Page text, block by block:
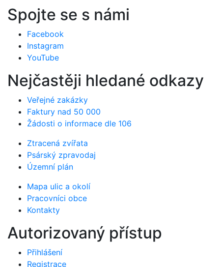
Spojte se s námi
Facebook
Instagram
YouTube
Nejčastěji hledané odkazy
Veřejné zakázky
Faktury nad 50 000
Žádosti o informace dle 106
Ztracená zvířata
Psárský zpravodaj
Územní plán
Mapa ulic a okolí
Pracovníci obce
Kontakty
Autorizovaný přístup
Přihlášení
Registrace